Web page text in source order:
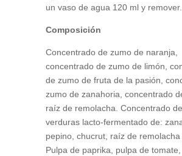
un vaso de agua 120 ml y remover.
Composición
Concentrado de zumo de naranja,
concentrado de zumo de limón,
de zumo de fruta de la pasión,
zumo de zanahoria, concentrado
raíz de remolacha. Concentrado
verduras lacto-fermentado de:
pepino, chucrut, raíz de remolacha
Pulpa de paprika, pulpa de